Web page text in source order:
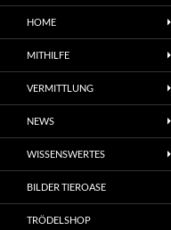
HOME
MITHILFE
VERMITTLUNG
NEWS
WISSENSWERTES
BILDER TIEROASE
TRÖDELSHOP